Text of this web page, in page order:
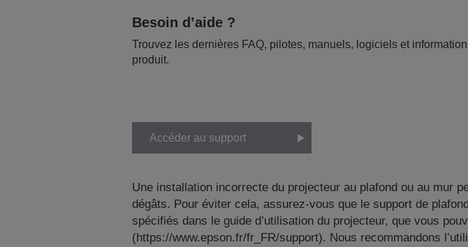
Besoin d’aide ?
Trouvez les dernières FAQ, pilotes, manuels, logiciels et
produit.
Accéder au support
Une installation incorrecte du projecteur au plafond ou au mur
dégâts. Pour éviter cela, assurez-vous que le support de
spécifiés dans le guide d’utilisation du projecteur, que vous
(https://www.epson.fr/fr_FR/support). Nous recommandons